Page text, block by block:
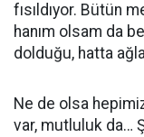
fısıldıyor. Bütün
hanım olsam da
dolduğu, hatta
Ne de olsa
var, mutluluk da…